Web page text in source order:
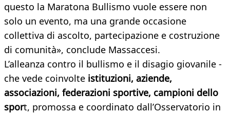
questo la Maratona Bullismo vuole essere non
solo un evento, ma una grande occasione
collettiva di ascolto, partecipazione e costruzione
di comunità», conclude Massaccesi.
L’alleanza contro il bullismo e il disagio giovanile -
che vede coinvolte istituzioni, aziende,
associazioni, federazioni sportive, campioni dello
sport, promossa e coordinato dall’Osservatorio in